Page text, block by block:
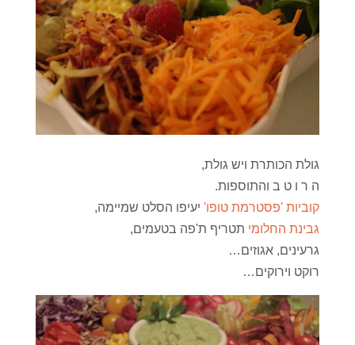
גולת הכותרת ויש גולת,
ה ר ו ט ב והתוספות.
קוביות 'פסטרמת טופו' יעיפו הסלט שמיימה,
גבינת החלומי תטריף ת'פה בטעמים,
גרעינים, אגוזים…
רוקט וירוקים…